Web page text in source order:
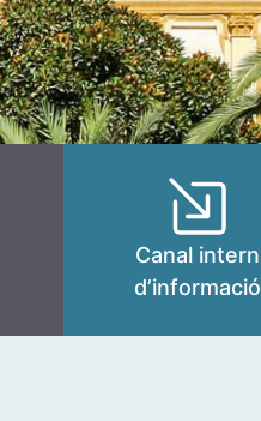
Canal intern
d’informació